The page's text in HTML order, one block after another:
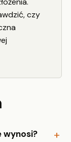
czy
wynosi?